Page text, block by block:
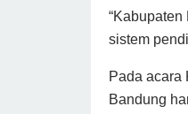
sistem
Pada acara
Bandung